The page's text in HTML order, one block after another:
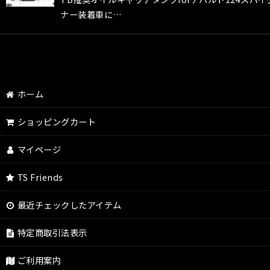
ナー装着車に…
ホーム
ショッピングカート
マイページ
TS Friends
最近チェックしたアイテム
特定商取引法表示
ご利用案内